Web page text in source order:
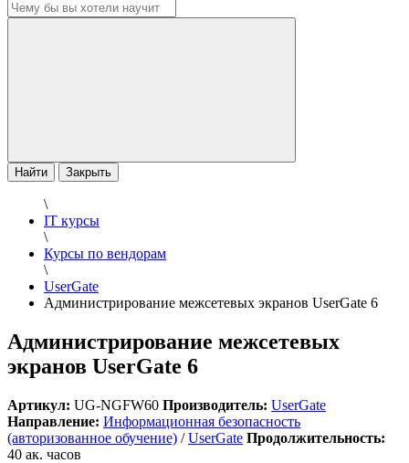
Найти Закрыть
\
IT курсы
\
Курсы по вендорам
\
UserGate
Администрирование межсетевых экранов UserGate 6
Администрирование межсетевых
экранов UserGate 6
Артикул: UG-NGFW60 Производитель: UserGate
Направление: Информационная безопасность
(авторизованное обучение) /UserGate Продолжительность:
40 ак. часов